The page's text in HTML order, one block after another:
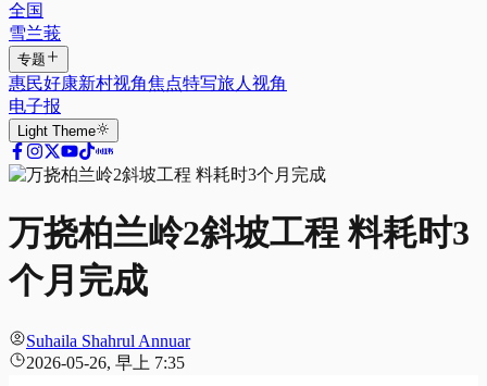
全国
雪兰莪
专题
惠民好康新村视角焦点特写旅人视角
电子报
Light Theme
万挠柏兰岭2斜坡工程 料耗时3
个月完成
Suhaila Shahrul Annuar
2026-05-26, 早上 7:35